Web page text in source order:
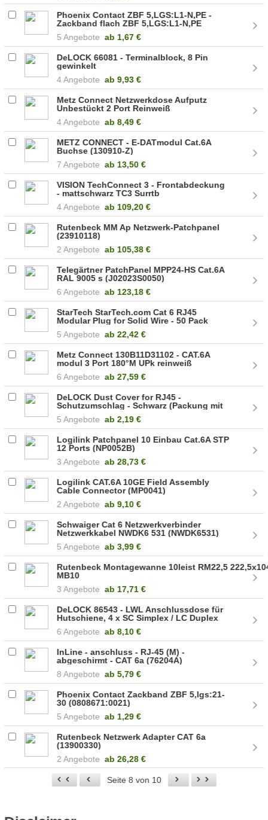
Phoenix Contact ZBF 5,LGS:L1-N,PE -
Zackband flach ZBF 5,LGS:L1-N,PE
5 Angebote ab 1,67 €
DeLOCK 66081 - Terminalblock, 8 Pin
gewinkelt
4 Angebote ab 9,93 €
Metz Connect Netzwerkdose Aufputz
Unbestückt 2 Port Reinweiß
4 Angebote ab 8,49 €
METZ CONNECT - E-DATmodul Cat.6A
Buchse (130910-Z)
7 Angebote ab 13,50 €
VISION TechConnect 3 - Frontabdeckung
- mattschwarz TC3 Surrtb
4 Angebote ab 109,20 €
Rutenbeck MM Ap Netzwerk-Patchpanel
(23910118)
2 Angebote ab 105,38 €
Telegärtner PatchPanel MPP24-HS Cat.6A
RAL 9005 s (J02023S0050)
6 Angebote ab 123,18 €
StarTech StarTech.com Cat 6 RJ45
Modular Plug for Solid Wire - 50 Pack
5 Angebote ab 22,42 €
Metz Connect 130B11D31102 - CAT.6A
modul 3 Port 180°M UPk reinweiß
6 Angebote ab 27,59 €
DeLOCK Dust Cover for RJ45 -
Schutzumschlag - Schwarz (Packung mit
5 Angebote ab 2,19 €
Logilink Patchpanel 10 Einbau Cat.6A STP
12 Ports (NP0052B)
3 Angebote ab 28,73 €
Logilink CAT.6A 10GE Field Assembly
Cable Connector (MP0041)
2 Angebote ab 9,10 €
Schwaiger Cat 6 Netzwerkverbinder
Netzwerkkabel NWDK6 531 (NWDK6531)
5 Angebote ab 3,99 €
Rutenbeck Montagewanne 10leist RM22,5
MB10
3 Angebote ab 17,71 €
DeLOCK 86543 - LWL Anschlussdose für
Hutschiene, 4 x SC Simplex / LC Duplex
6 Angebote ab 8,10 €
InLine - anschluss - RJ-45 (M) -
abgeschirmt - CAT 6a (76204A)
8 Angebote ab 5,79 €
Phoenix Contact Zackband ZBF 5,lgs:21-
30 (0808671:0021)
5 Angebote ab 1,29 €
Rutenbeck Netzwerk Adapter CAT 6a
(13900330)
2 Angebote ab 26,28 €
Seite 8 von 10